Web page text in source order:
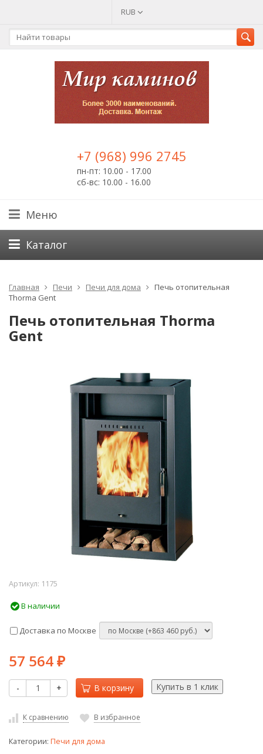
RUB
+7 (968) 996 2745
пн-пт: 10.00 - 17.00
сб-вс: 10.00 - 16.00
Меню
Каталог
Главная Печи Печи для дома
Печь отопительная
Thorma Gent
Печь отопительная Thorma
Gent
Артикул: 1175
В наличии
Доставка по Москве
57 564 ₽
- + В корзину
К сравнению В избранное
Категории: Печи для дома